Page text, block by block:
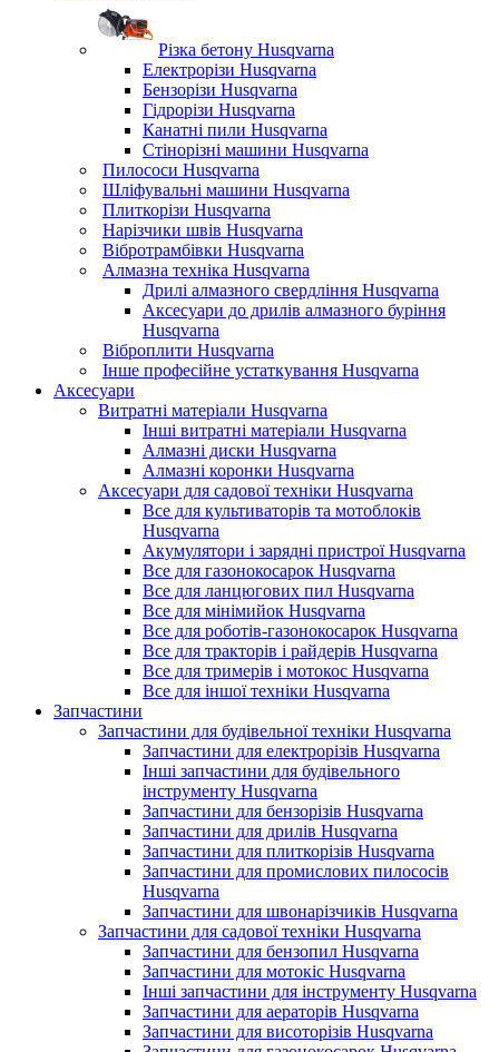
Різка бетону Husqvarna
Електрорізи Husqvarna
Бензорізи Husqvarna
Гідрорізи Husqvarna
Канатні пили Husqvarna
Стінорізні машини Husqvarna
Пилососи Husqvarna
Шліфувальні машини Husqvarna
Плиткорізи Husqvarna
Нарізчики швів Husqvarna
Вібротрамбівки Husqvarna
Алмазна техніка Husqvarna
Дрилі алмазного свердління Husqvarna
Аксесуари до дрилів алмазного буріння
Husqvarna
Віброплити Husqvarna
Інше професійне устаткування Husqvarna
Аксесуари
Витратні матеріали Husqvarna
Інші витратні матеріали Husqvarna
Алмазні диски Husqvarna
Алмазні коронки Husqvarna
Аксесуари для садової техніки Husqvarna
Все для культиваторів та мотоблоків
Husqvarna
Акумулятори і зарядні пристрої Husqvarna
Все для газонокосарок Husqvarna
Все для ланцюгових пил Husqvarna
Все для мінімийок Husqvarna
Все для роботів-газонокосарок Husqvarna
Все для тракторів і райдерів Husqvarna
Все для тримерів і мотокос Husqvarna
Все для іншої техніки Husqvarna
Запчастини
Запчастини для будівельної техніки Husqvarna
Запчастини для електрорізів Husqvarna
Інші запчастини для будівельного
інструменту Husqvarna
Запчастини для бензорізів Husqvarna
Запчастини для дрилів Husqvarna
Запчастини для плиткорізів Husqvarna
Запчастини для промислових пилососів
Husqvarna
Запчастини для швонарізчиків Husqvarna
Запчастини для садової техніки Husqvarna
Запчастини для бензопил Husqvarna
Запчастини для мотокіс Husqvarna
Інші запчастини для інструменту Husqvarna
Запчастини для аераторів Husqvarna
Запчастини для висоторізів Husqvarna